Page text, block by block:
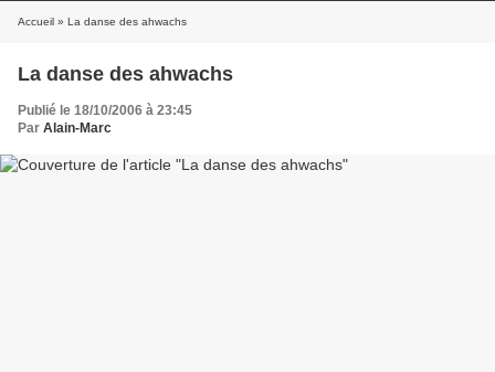
Accueil » La danse des ahwachs
La danse des ahwachs
Publié le 18/10/2006 à 23:45
Par Alain-Marc